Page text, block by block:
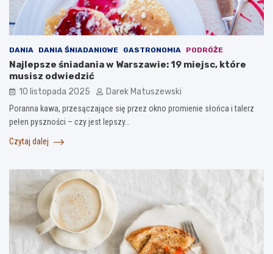
DANIA DANIA ŚNIADANIOWE GASTRONOMIA PODRÓŻE
Najlepsze śniadania w Warszawie: 19 miejsc, które
musisz odwiedzić
10 listopada 2025 Darek Matuszewski
Poranna kawa, przesączające się przez okno promienie słońca i talerz
pełen pyszności – czy jest lepszy…
Czytaj dalej